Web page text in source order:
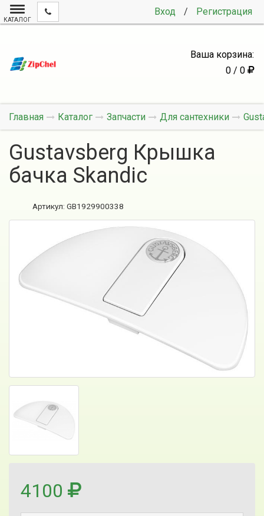
Вход / Регистрация
КАТАЛОГ
Ваша корзина:
0 / 0
Главная Каталог Запчасти Для сантехники
Gustavsberg Крышка
бачка Skandic
Артикул: GB1929900338
4100